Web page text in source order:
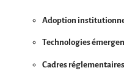
Adoption
Technologies
Cadres réglementaires